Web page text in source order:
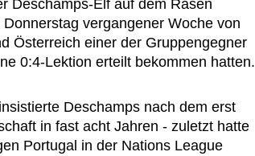
Deschamps-Elf auf dem Rasen
vergangener Woche von
Österreich einer der Gruppengegner
0:4-Lektion erteilt bekommen hatten.
Deschamps nach dem erst
in fast acht Jahren - zuletzt hatte
Portugal in der Nations League